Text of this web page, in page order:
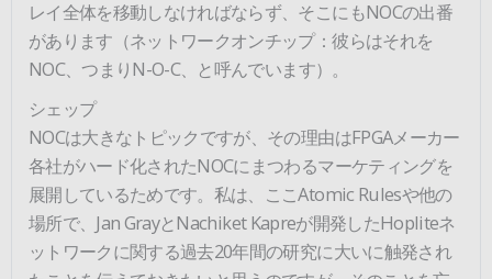
レイ全体を移動しなければならず、そこにもNOCの出番
があります（ネットワークオンチップ：彼らはそれを
NOC、つまりN-O-C、と呼んでいます）。
シェップ
NOCは大きなトピックですが、その理由はFPGAメーカー
各社がハード化されたNOCにまつわるマーケティングを
展開しているためです。私は、ここAtomic Rulesや他の
場所で、Jan GrayとNachiket Kapreが開発したHopliteネ
ットワークに関する過去20年間の研究に大いに触発され